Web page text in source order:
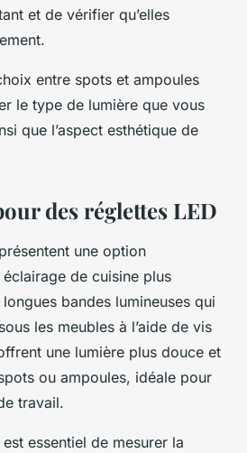
et de vérifier qu’elles
entre spots et ampoules
le type de lumière que vous
que l’aspect esthétique de
des réglettes LED
une option
de cuisine plus
bandes lumineuses qui
les meubles à l’aide de vis
une lumière plus douce et
ou ampoules, idéale pour
travail.
essentiel de mesurer la